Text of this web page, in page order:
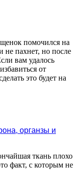
щенок помочился на
не пахнет, но после
вам удалось
от
это будет на
органзы и
ткань плохо
факт, с которым не